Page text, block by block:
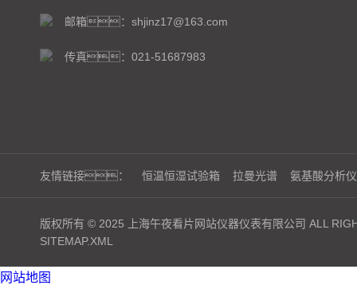
邮箱：shjinz17@163.com
传真：021-51687983
友情链接： 恒温恒湿试验箱 拉曼光谱 氨基酸分析仪
版权所有 © 2025 上海午夜看片网站仪器仪表有限公司 ALL
SITEMAP.XML
网站地图